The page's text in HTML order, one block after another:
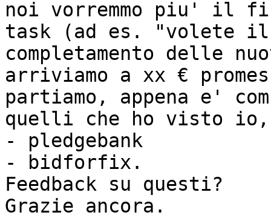
noi vorremmo piu' il
task (ad es. "volete il
completamento delle
arriviamo a xx €
partiamo, appena e'
quelli che ho visto io,
- pledgebank
- bidforfix.
Feedback su questi?
Grazie ancora.